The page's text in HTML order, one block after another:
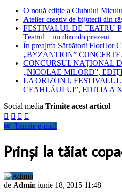
O nouă ediție a Clubului
Atelier creativ de bijuterii din
FESTIVALUL DE TEATRU
Teatrul – un dincolo prezent
În preajma Sărbătorii Floriilor
„BYZANTION”
CONCURSUL NAŢIONAL
„NICOLAE MILORD”,
LA ORIZONT,
CEAHLĂULUI”, EDIȚIA A
Social media Trimite acest articol
   
✉ Trimite e-mail
Prinşi la tăiat
de Admin iunie 18, 2015 11:48